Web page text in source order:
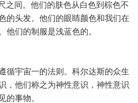
之间。他们的肤色从白色到棕色不
的头发。他们的眼睛颜色和我们在
他们的制服是浅蓝色的。
循宇宙一的法则。科尔达斯的众生
，他们称之为神性意识，神性意识
的事物。